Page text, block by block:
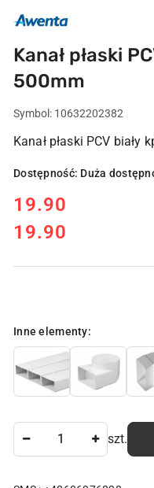
AWENTA
POLSKI
WENTYLATORY
WENTYLACJA
Kanał płaski
500mm
Symbol: 10632202382
Kanał płaski PCV
Dostępność: Duża
cena:
19.90
Cena:
19.90
Wariant
Inne elementy:
szt.